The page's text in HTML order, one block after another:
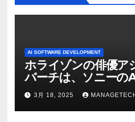
AI SOFTWARE DEVELOPMENT
ホライゾンの俳優ア
バーチは、ソニーの
ビデオを見て「ゲー
マンスという芸術形
感じた」と語る –
3月 18, 2025